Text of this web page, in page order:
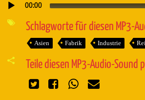
Audio-
00:00
Schlagworte für diesen MP3-
Asien Fabrik Industrie
Teile diesen MP3-Audio-Sound